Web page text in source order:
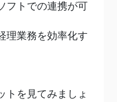
フトでの連携が可
理業務を効率化す
トを見てみましょ